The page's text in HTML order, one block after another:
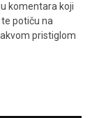
komentara koji
potiču na
pristiglom